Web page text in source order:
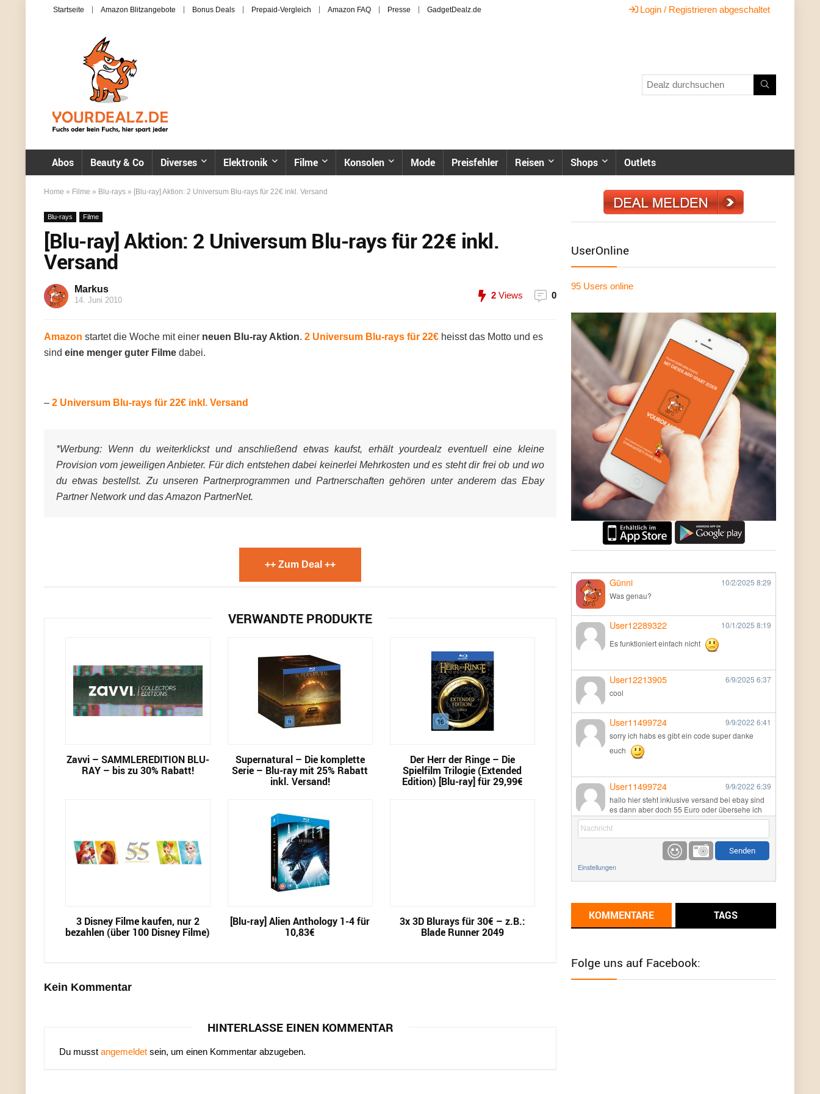
Startseite Amazon Blitzangebote Bonus Deals Prepaid-Vergleich Amazon FAQ Presse GadgetDealz.de Login / Registrieren abgeschaltet
Abos Beauty & Co Diverses Elektronik Filme Konsolen Mode Preisfehler Reisen Shops Outlets
Home » Filme » Blu-rays » [Blu-ray] Aktion: 2 Universum Blu-rays für 22€ inkl. Versand
Blu-rays Filme
[Blu-ray] Aktion: 2 Universum Blu-rays für 22€ inkl.
Versand
Markus
14. Juni 2010 2 Views 0
Amazon startet die Woche mit einer neuen Blu-ray Aktion. 2 Universum Blu-rays für 22€ heisst das Motto und es
sind eine menger guter Filme dabei.
– 2 Universum Blu-rays für 22€ inkl. Versand
*Werbung: Wenn du weiterklickst und anschließend etwas kaufst, erhält yourdealz eventuell eine kleine
Provision vom jeweiligen Anbieter. Für dich entstehen dabei keinerlei Mehrkosten und es steht dir frei ob und wo
du etwas bestellst. Zu unseren Partnerprogrammen und Partnerschaften gehören unter anderem das Ebay
Partner Network und das Amazon PartnerNet.
++ Zum Deal ++
VERWANDTE PRODUKTE
Zavvi – SAMMLEREDITION BLU-
RAY – bis zu 30% Rabatt!
Supernatural – Die komplette
Serie – Blu-ray mit 25% Rabatt
inkl. Versand!
Der Herr der Ringe – Die
Spielfilm Trilogie (Extended
Edition) [Blu-ray] für 29,99€
3 Disney Filme kaufen, nur 2
bezahlen (über 100 Disney Filme)
[Blu-ray] Alien Anthology 1-4 für
10,83€
3x 3D Blurays für 30€ – z.B.:
Blade Runner 2049
Kein Kommentar
HINTERLASSE EINEN KOMMENTAR
Du musst angemeldet sein, um einen Kommentar abzugeben.
UserOnline
95 Users online
Günni 10/2/2025 8:29
Was genau?
User12289322 10/1/2025 8:19
Es funktioniert einfach nicht
User12213905 6/9/2025 6:37
cool
User11499724 9/9/2022 6:41
sorry ich habs es gibt ein code super danke
euch
User11499724 9/9/2022 6:39
hallo hier steht inklusive versand bei ebay sind
es dann aber doch 55 Euro oder übersehe ich
etwas
9/1/20226:17
Ich glaube du hast den Sinn eines
Schnäppchenblogs noch immer nicht
Günni 9/1/2022
meisten Deals sind Tagespreise!
Einstellungen
KOMMENTARE TAGS
Folge uns auf Facebook: